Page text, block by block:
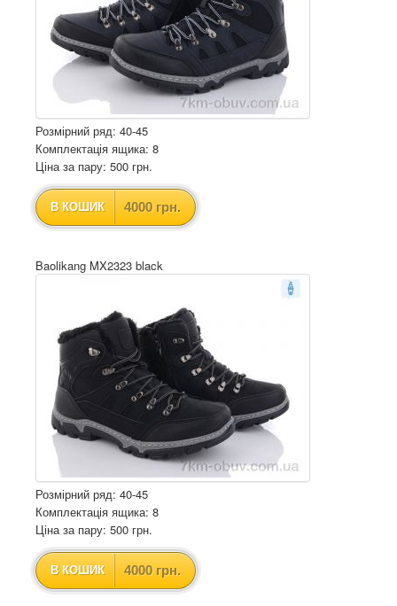
Розмірний ряд: 40-45
Комплектація ящика: 8
Ціна за пару: 500 грн.
В КОШИК 4000 грн.
Baolikang MX2323 black
Розмірний ряд: 40-45
Комплектація ящика: 8
Ціна за пару: 500 грн.
В КОШИК 4000 грн.